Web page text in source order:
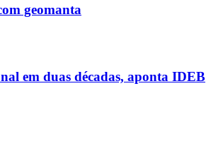
geomanta
em duas décadas, aponta IDEB